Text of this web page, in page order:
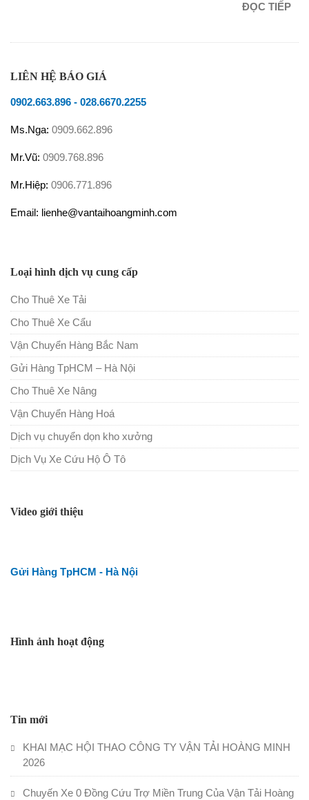
ĐỌC TIẾP
LIÊN HỆ BÁO GIÁ
0902.663.896 - 028.6670.2255
Ms.Nga: 0909.662.896
Mr.Vũ: 0909.768.896
Mr.Hiệp: 0906.771.896
Email: lienhe@vantaihoangminh.com
Loại hình dịch vụ cung cấp
Cho Thuê Xe Tải
Cho Thuê Xe Cẩu
Vận Chuyển Hàng Bắc Nam
Gửi Hàng TpHCM – Hà Nội
Cho Thuê Xe Nâng
Vận Chuyển Hàng Hoá
Dịch vụ chuyển dọn kho xưởng
Dịch Vụ Xe Cứu Hộ Ô Tô
Video giới thiệu
Gửi Hàng TpHCM - Hà Nội
Hình ảnh hoạt động
Tin mới
KHAI MẠC HỘI THAO CÔNG TY VẬN TẢI HOÀNG MINH
2026
Chuyến Xe 0 Đồng Cứu Trợ Miền Trung Của Vận Tải Hoàng